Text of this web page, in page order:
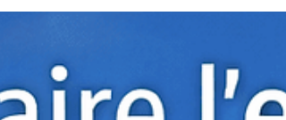
menuiseries performantes : découvrez les meilleures